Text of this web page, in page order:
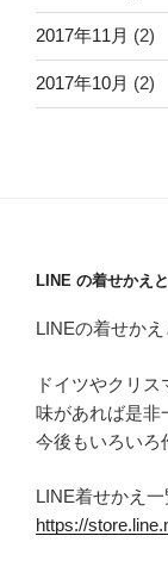
2017年11月 (2)
2017年10月 (2)
LINE の着せかえ
LINEの着せか
ドイツやクリ
味があれば是非
今後もいろいろ
LINE着せかえ
https://